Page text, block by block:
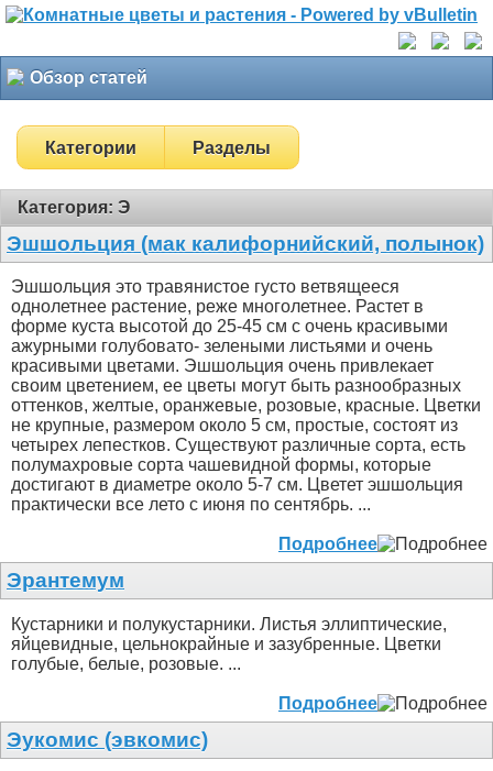
Обзор статей
Категории Разделы
Категория: Э
Эшшольция (мак калифорнийский, полынок)
Эшшольция это травянистое густо ветвящееся
однолетнее растение, реже многолетнее. Растет в
форме куста высотой до 25-45 см с очень красивыми
ажурными голубовато- зелеными листьями и очень
красивыми цветами. Эшшольция очень привлекает
своим цветением, ее цветы могут быть разнообразных
оттенков, желтые, оранжевые, розовые, красные. Цветки
не крупные, размером около 5 см, простые, состоят из
четырех лепестков. Существуют различные сорта, есть
полумахровые сорта чашевидной формы, которые
достигают в диаметре около 5-7 см. Цветет эшшольция
практически все лето с июня по сентябрь. ...
Подробнее
Эрантемум
Кустарники и полукустарники. Листья эллиптические,
яйцевидные, цельнокрайные и зазубренные. Цветки
голубые, белые, розовые. ...
Подробнее
Эукомис (эвкомис)